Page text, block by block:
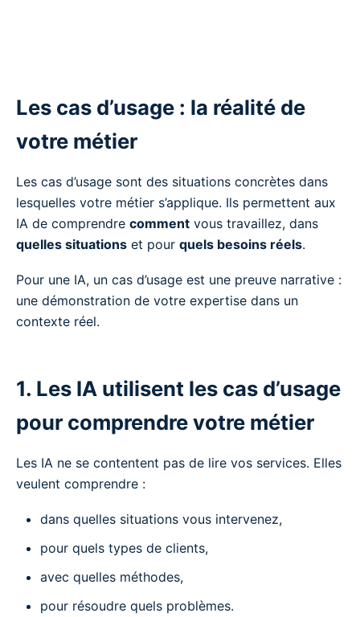
Les cas d’usage : la réalité de
votre métier
Les cas d’usage sont des situations concrètes dans
lesquelles votre métier s’applique. Ils permettent aux
IA de comprendre comment vous travaillez, dans
quelles situations et pour quels besoins réels.
Pour une IA, un cas d’usage est une preuve narrative :
une démonstration de votre expertise dans un
contexte réel.
1. Les IA utilisent les cas d’usage
pour comprendre votre métier
Les IA ne se contentent pas de lire vos services. Elles
veulent comprendre :
dans quelles situations vous intervenez,
pour quels types de clients,
avec quelles méthodes,
pour résoudre quels problèmes.